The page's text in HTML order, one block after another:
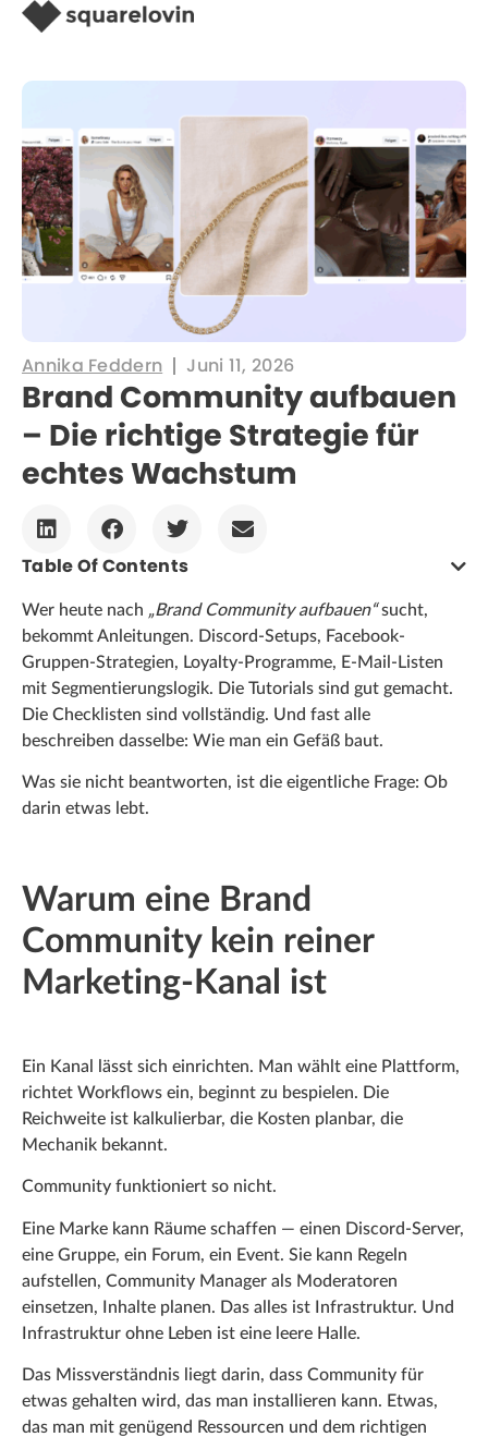
Annika Feddern Juni 11, 2026
Brand Community aufbauen
– Die richtige Strategie für
echtes Wachstum
Table Of Contents
Wer heute nach „Brand Community aufbauen“sucht,
bekommt Anleitungen. Discord-Setups, Facebook-
Gruppen-Strategien, Loyalty-Programme, E-Mail-Listen
mit Segmentierungslogik. Die Tutorials sind gut gemacht.
Die Checklisten sind vollständig. Und fast alle
beschreiben dasselbe: Wie man ein Gefäß baut.
Was sie nicht beantworten, ist die eigentliche Frage: Ob
darin etwas lebt.
Warum eine Brand
Community kein reiner
Marketing-Kanal ist
Ein Kanal lässt sich einrichten. Man wählt eine Plattform,
richtet Workflows ein, beginnt zu bespielen. Die
Reichweite ist kalkulierbar, die Kosten planbar, die
Mechanik bekannt.
Community funktioniert so nicht.
Eine Marke kann Räume schaffen — einen Discord-Server,
eine Gruppe, ein Forum, ein Event. Sie kann Regeln
aufstellen, Community Manager als Moderatoren
einsetzen, Inhalte planen. Das alles ist Infrastruktur. Und
Infrastruktur ohne Leben ist eine leere Halle.
Das Missverständnis liegt darin, dass Community für
etwas gehalten wird, das man installieren kann. Etwas,
das man mit genügend Ressourcen und dem richtigen